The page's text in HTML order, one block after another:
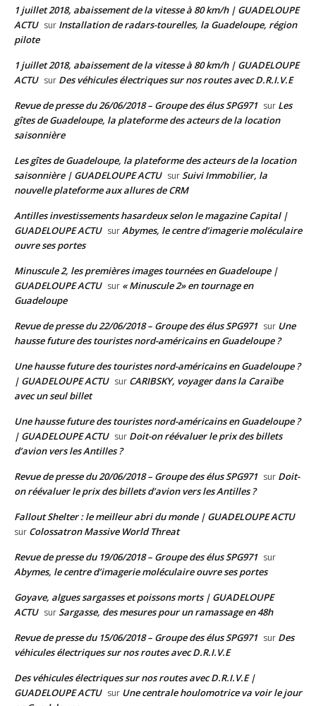
1 juillet 2018, abaissement de la vitesse à 80 km/h | GUADELOUPE
ACTU sur Installation de radars-tourelles, la Guadeloupe, région
pilote
1 juillet 2018, abaissement de la vitesse à 80 km/h | GUADELOUPE
ACTU sur Des véhicules électriques sur nos routes avec D.R.I.V.E
Revue de presse du 26/06/2018 – Groupe des élus SPG971 sur Les
gîtes de Guadeloupe, la plateforme des acteurs de la location
saisonnière
Les gîtes de Guadeloupe, la plateforme des acteurs de la location
saisonnière | GUADELOUPE ACTU surSuivi Immobilier, la
nouvelle plateforme aux allures de CRM
Antilles investissements hasardeux selon le magazine Capital |
GUADELOUPE ACTU surAbymes, le centre d’imagerie moléculaire
ouvre ses portes
Minuscule 2, les premières images tournées en Guadeloupe |
GUADELOUPE ACTU sur « Minuscule 2» en tournage en
Guadeloupe
Revue de presse du 22/06/2018 – Groupe des élus SPG971 sur Une
hausse future des touristes nord-américains en Guadeloupe ?
Une hausse future des touristes nord-américains en Guadeloupe ?
| GUADELOUPE ACTU sur CARIBSKY, voyager dans la Caraïbe
avec un seul billet
Une hausse future des touristes nord-américains en Guadeloupe ?
| GUADELOUPE ACTU sur Doit-on réévaluer le prix des billets
d’avion vers les Antilles ?
Revue de presse du 20/06/2018 – Groupe des élus SPG971 sur Doit-
on réévaluer le prix des billets d’avion vers les Antilles ?
Fallout Shelter : le meilleur abri du monde | GUADELOUPE ACTU
sur Colossatron Massive World Threat
Revue de presse du 19/06/2018 – Groupe des élus SPG971 sur
Abymes, le centre d’imagerie moléculaire ouvre ses portes
Goyave, algues sargasses et poissons morts | GUADELOUPE
ACTU surSargasse, des mesures pour un ramassage en 48h
Revue de presse du 15/06/2018 – Groupe des élus SPG971 sur Des
véhicules électriques sur nos routes avec D.R.I.V.E
Des véhicules électriques sur nos routes avec D.R.I.V.E |
GUADELOUPE ACTU sur Une centrale houlomotrice va voir le jour